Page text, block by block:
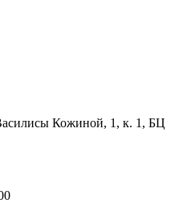
Кожиной, 1, к. 1, БЦ